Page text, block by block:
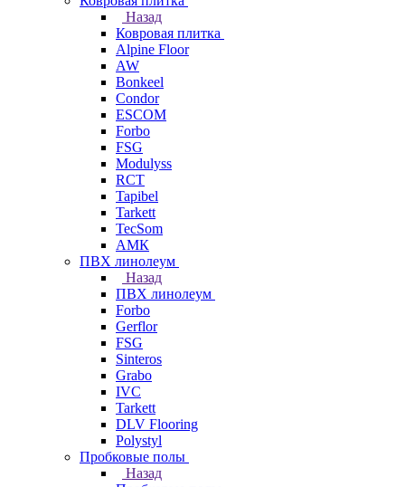
Назад
Ковровая плитка
Alpine Floor
AW
Bonkeel
Condor
ESCOM
Forbo
FSG
Modulyss
RCT
Tapibel
Tarkett
TecSom
АМК
ПВХ линолеум
Назад
ПВХ линолеум
Forbo
Gerflor
FSG
Sinteros
Grabo
IVC
Tarkett
DLV Flooring
Polystyl
Пробковые полы
Назад